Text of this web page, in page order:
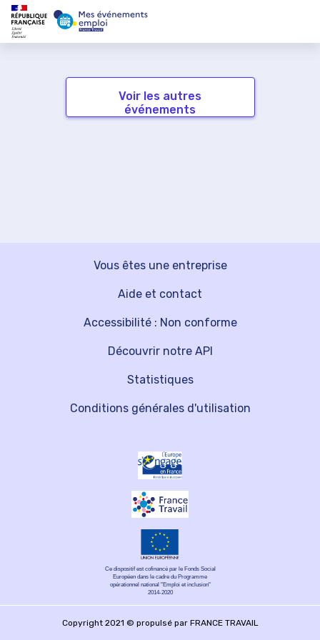
Voir les autres
événements
Vous êtes une entreprise
Découvrir notre API
Aide et contact
Statistiques
Accessibilité : Non conforme
Conditions générales d'utilisation
Ce dispositif est cofinancé par le Fonds Social
Européen dans le cadre du Programme
opérationnel national "Emploi et inclusion"
2014-2020
Copyright 2021 © propulsé par FRANCE TRAVAIL